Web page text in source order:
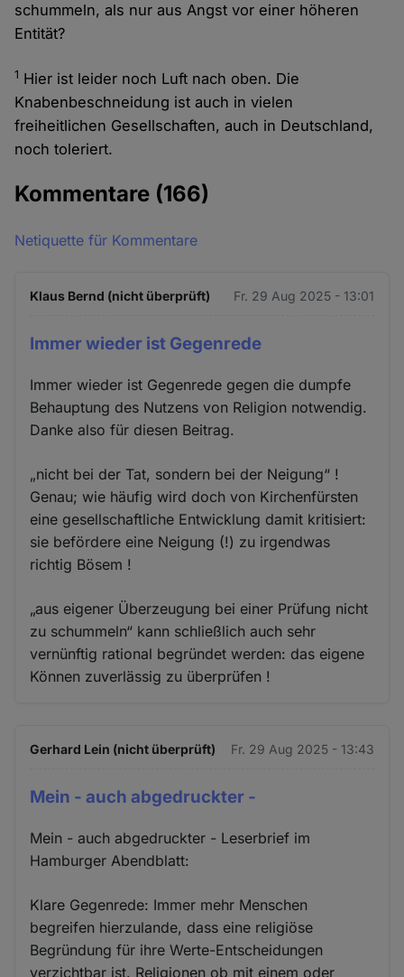
schummeln, als nur aus Angst vor einer höheren
Entität?
1 Hier ist leider noch Luft nach oben. Die
Knabenbeschneidung ist auch in vielen
freiheitlichen Gesellschaften, auch in Deutschland,
noch toleriert.
Kommentare (166)
Netiquette für Kommentare
Klaus Bernd (nicht überprüft) Fr. 29 Aug 2025 - 13:01
Immer wieder ist Gegenrede
Immer wieder ist Gegenrede gegen die dumpfe
Behauptung des Nutzens von Religion notwendig.
Danke also für diesen Beitrag.
„nicht bei der Tat, sondern bei der Neigung“ !
Genau; wie häufig wird doch von Kirchenfürsten
eine gesellschaftliche Entwicklung damit kritisiert:
sie befördere eine Neigung (!) zu irgendwas
richtig Bösem !
„aus eigener Überzeugung bei einer Prüfung nicht
zu schummeln“ kann schließlich auch sehr
vernünftig rational begründet werden: das eigene
Können zuverlässig zu überprüfen !
Gerhard Lein (nicht überprüft) Fr. 29 Aug 2025 - 13:43
Mein - auch abgedruckter -
Mein - auch abgedruckter - Leserbrief im
Hamburger Abendblatt:
Klare Gegenrede: Immer mehr Menschen
begreifen hierzulande, dass eine religiöse
Begründung für ihre Werte-Entscheidungen
verzichtbar ist. Religionen ob mit einem oder